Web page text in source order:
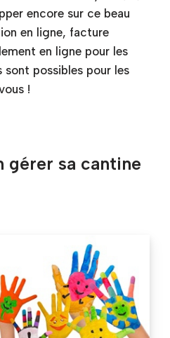
encore sur ce beau
en ligne, facture
en ligne pour les
sont possibles pour les
!
gérer sa cantine